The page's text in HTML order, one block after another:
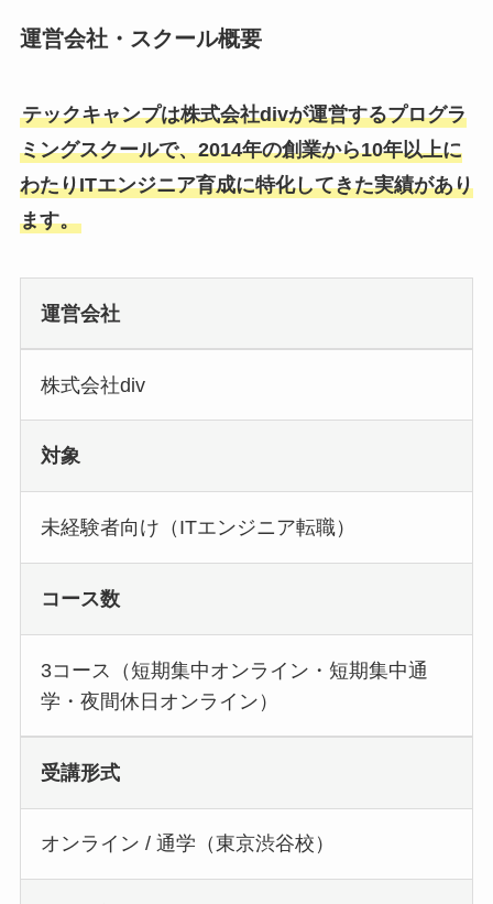
運営会社・スクール概要
テックキャンプは株式会社divが運営するプログラ
ミングスクールで、2014年の創業から10年以上に
わたりITエンジニア育成に特化してきた実績があり
ます。
運営会社
株式会社div
対象
未経験者向け（ITエンジニア転職）
コース数
3コース（短期集中オンライン・短期集中通
学・夜間休日オンライン）
受講形式
オンライン / 通学（東京渋谷校）